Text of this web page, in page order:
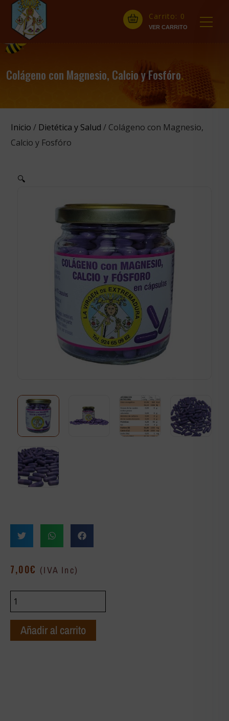
Carrito: 0
Colágeno con Magnesio, Calcio y Fosfóro.
Inicio / Dietética y Salud / Colágeno con Magnesio,
Calcio y Fosfóro
🔍
7,00€ (IVA Inc)
Añadir al carrito